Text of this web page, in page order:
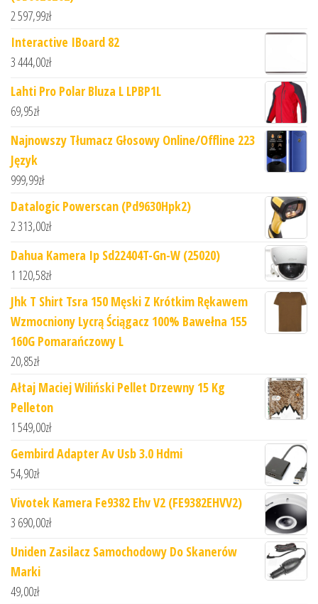
2 597,99zł
Interactive IBoard 82
3 444,00zł
Lahti Pro Polar Bluza L LPBP1L
69,95zł
Najnowszy Tłumacz Głosowy Online/Offline 223
Język
999,99zł
Datalogic Powerscan (Pd9630Hpk2)
2 313,00zł
Dahua Kamera Ip Sd22404T-Gn-W (25020)
1 120,58zł
Jhk T Shirt Tsra 150 Męski Z Krótkim Rękawem
Wzmocniony Lycrą Ściągacz 100% Bawełna 155
160G Pomarańczowy L
20,85zł
Ałtaj Maciej Wiliński Pellet Drzewny 15 Kg
Pelleton
1 549,00zł
Gembird Adapter Av Usb 3.0 Hdmi
54,90zł
Vivotek Kamera Fe9382 Ehv V2 (FE9382EHVV2)
3 690,00zł
Uniden Zasilacz Samochodowy Do Skanerów
Marki
49,00zł